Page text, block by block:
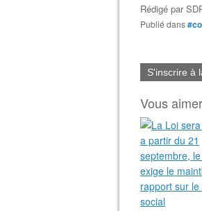
Rédigé par
Publié dans
S'inscrire à
Vous